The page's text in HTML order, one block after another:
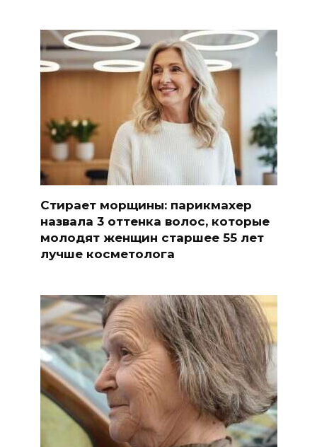
Стирает морщины: парикмахер
назвала 3 оттенка волос, которые
молодят женщин старшее 55 лет
лучше косметолога